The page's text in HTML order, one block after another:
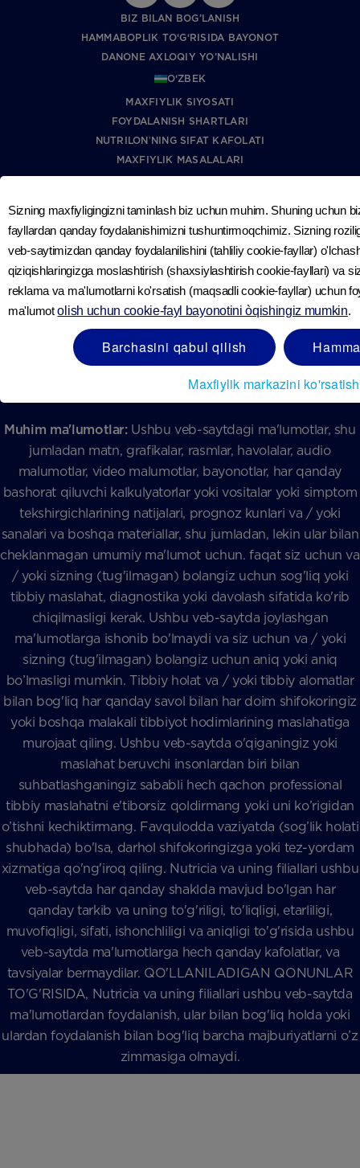
BIZ BILAN BOG’LANISH
HAMMABOPLIK TO‘G‘RISIDA BAYONOT
DANONE AXLOQIY YO’NALISHI
O‘ZBEK
MAXFIYLIK SIYOSATI
FOYDALANISH SHARTLARI
NUTRILONʼNING SIFAT KAFOLATI
MAXFIYLIK MASALALARI
© Nutriciaclub 2026
Ushbu veb-sayt “Nutricia Export B.V.” kompaniyasining mulki
sanaladi; kompaniya ro‘yxat raqami: 05054856, manzili: Lange
Kleiweg 6, 4-qavat “Lobbi”, 2288 GK Rijswijk, Gollandiya.
Muhim ma'lumotlar:Ushbu veb-saytdagi ma'lumotlar, shu
jumladan matn, grafikalar, rasmlar, havolalar, audio
malumotlar, video malumotlar, bayonotlar, har qanday
bashorat qiluvchi kalkulyatorlar yoki vositalar yoki simptom
tekshirgichlarining natijalari, prognoz kunlari va / yoki
sanalari va boshqa materiallar, shu jumladan, lekin ular bilan
cheklanmagan umumiy ma'lumot uchun. faqat siz uchun va
/ yoki sizning (tug'ilmagan) bolangiz uchun sog'liq yoki
tibbiy maslahat, diagnostika yoki davolash sifatida ko'rib
chiqilmasligi kerak. Ushbu veb-saytda joylashgan
ma'lumotlarga ishonib bo'lmaydi va siz uchun va / yoki
sizning (tug'ilmagan) bolangiz uchun aniq yoki aniq
bo’lmasligi mumkin. Tibbiy holat va / yoki tibbiy alomatlar
bilan bog'liq har qanday savol bilan har doim shifokoringiz
yoki boshqa malakali tibbiyot hodimlarining maslahatiga
murojaat qiling. Ushbu veb-saytda o'qiganingiz yoki
maslahat beruvchi insonlardan biri bilan
suhbatlashganingiz sababli hech qachon professional
tibbiy maslahatni e'tiborsiz qoldirmang yoki uni ko’rigidan
o’tishni kechiktirmang. Favqulodda vaziyatda (sog’lik holati
shubhada) bo'lsa, darhol shifokoringizga yoki tez-yordam
xizmatiga qo'ng'iroq qiling. Nutricia va uning filiallari ushbu
veb-saytda har qanday shaklda mavjud bo'lgan har
qanday tarkib va uning to'g'riligi, to'liqligi, etarliligi,
muvofiqligi, sifati, ishonchliligi va aniqligi to'g'risida ushbu
veb-saytda ma'lumotlarga hech qanday kafolatlar, va
tavsiyalar bermaydilar. QO'LLANILADIGAN QONUNLAR
TO'G'RISIDA, Nutricia va uning filiallari ushbu veb-saytda
ma'lumotlardan foydalanish, ular bilan bog'liq holda yoki
ulardan foydalanish bilan bog'liq barcha majburiyatlarni o’z
zimmasiga olmaydi.
Sizning maxfiyligingizni taminlash biz uchun muhim. Shuning uchun
fayllardan qanday foydalanishimizni tushuntirmoqchimiz. Sizning
veb-saytimizdan qanday foydalanilishini (tahliliy cookie-fayllar)
qiziqishlaringizga moslashtirish (shaxsiylashtirish cookie-fayllari) va
reklama va ma'lumotlarni ko'rsatish (maqsadli cookie-fayllar) uchun
ma'lumotolish uchun cookie-fayl bayonotini òqishingiz mumkin.
Barchasini qabul qilish
Maxfiylik markazini ko'rsatish